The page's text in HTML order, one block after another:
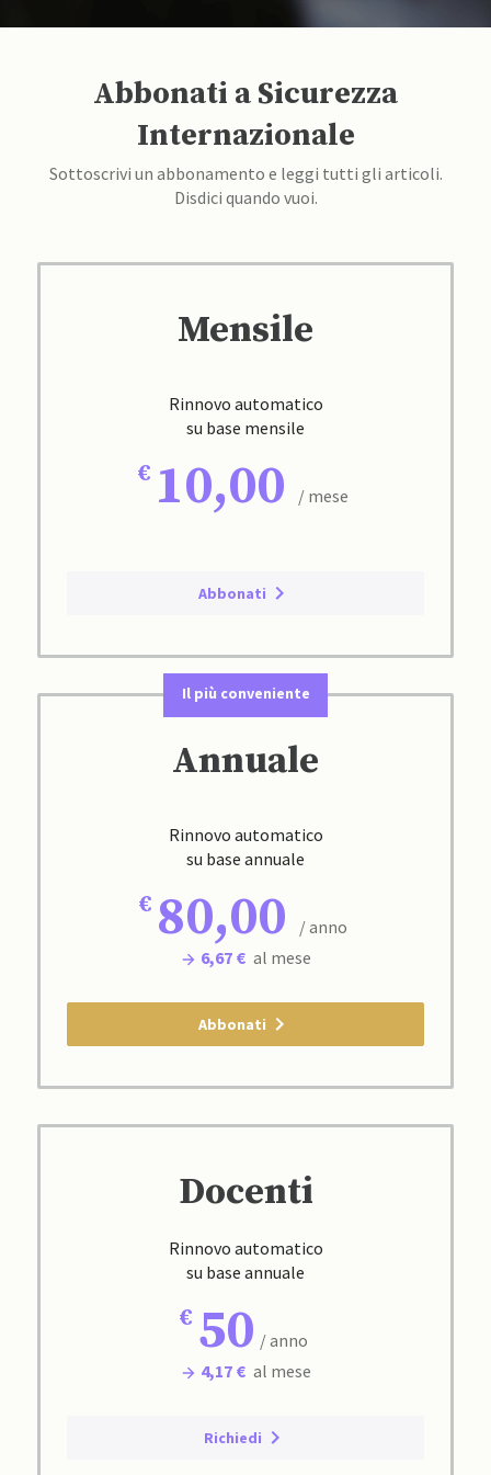
Abbonati a Sicurezza
Internazionale
Sottoscrivi un abbonamento e leggi tutti gli articoli.
Disdici quando vuoi.
Mensile
Rinnovo automatico
su base mensile
10,00 / mese
Abbonati
Il più conveniente
Annuale
Rinnovo automatico
su base annuale
80,00
/ anno
6,67 € al mese
Abbonati
Docenti
Rinnovo automatico
su base annuale
50 / anno
4,17 € al mese
Richiedi